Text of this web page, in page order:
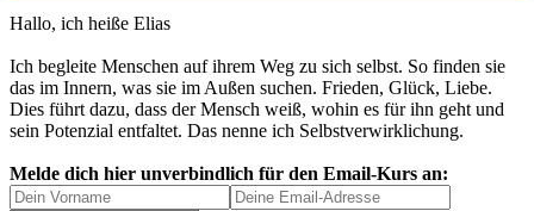
Hallo, ich heiße Elias
Ich begleite Menschen auf ihrem Weg zu sich selbst. So finden sie
das im Innern, was sie im Außen suchen. Frieden, Glück, Liebe.
Dies führt dazu, dass der Mensch weiß, wohin es für ihn geht und
sein Potenzial entfaltet. Das nenne ich Selbstverwirklichung.
Melde dich hier unverbindlich für den Email-Kurs an: